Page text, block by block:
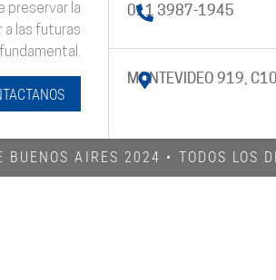
preservar la
a las futuras
011 3987-1945
MONTEVIDEO 919,
BUENOS AIRES 2024​ • TODOS LOS